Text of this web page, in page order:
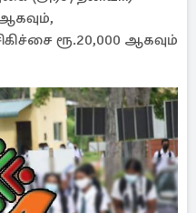
ரூ.20,000 ஆகவும்